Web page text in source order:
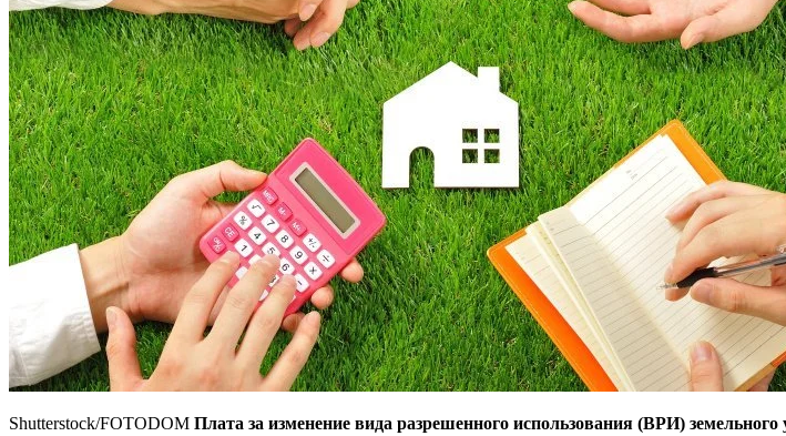
Shutterstock/FOTODOM Плата за изменение вида разрешенного использования (ВРИ)